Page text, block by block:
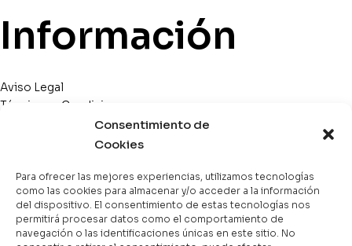
Consentimiento de
Cookies
Para ofrecer las mejores experiencias, utilizamos tecnologías
como las cookies para almacenar y/o acceder a la información
del dispositivo. El consentimiento de estas tecnologías nos
permitirá procesar datos como el comportamiento de
navegación o las identificaciones únicas en este sitio. No
Información
Aviso Legal
Términos y Condiciones
Política de Privacidad
Política de Cookies
Atención al Cliente
Nuestra Tienda
Categorías